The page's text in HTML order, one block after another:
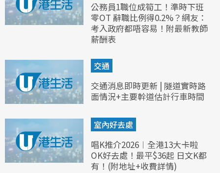
公務員1職位成筍工！準時下班
零OT 辭職比例得0.2%？網友：
考入政府都唔容易！附最新教師
薪酬表
交通
交通消息即時更新 | 隧道實時路
面情況+主要幹道估計行車時間
室內好去處
唱K推介2026︱全港13大卡啦
OK好去處！最平$36起 日文K都
有！(附地址+收費詳情)